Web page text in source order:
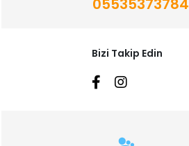
Dermokil
Bizi Takip Edin